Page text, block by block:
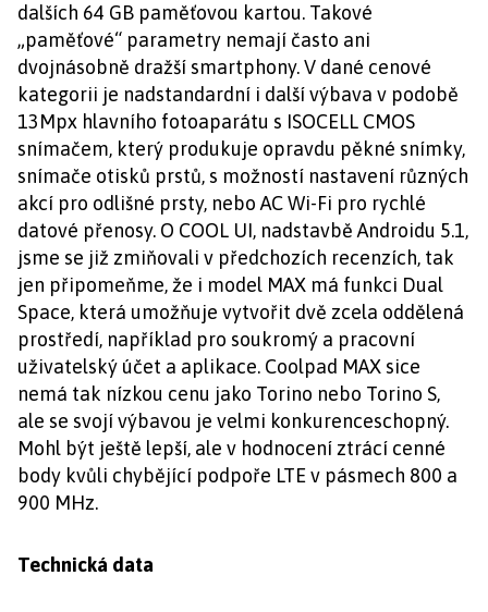
dalších 64 GB paměťovou kartou. Takové
„paměťové“ parametry nemají často ani
dvojnásobně dražší smartphony. V dané cenové
kategorii je nadstandardní i další výbava v podobě
13Mpx hlavního fotoaparátu s ISOCELL CMOS
snímačem, který produkuje opravdu pěkné snímky,
snímače otisků prstů, s možností nastavení různých
akcí pro odlišné prsty, nebo AC Wi-Fi pro rychlé
datové přenosy. O COOL UI, nadstavbě Androidu 5.1,
jsme se již zmiňovali v předchozích recenzích, tak
jen připomeňme, že i model MAX má funkci Dual
Space, která umožňuje vytvořit dvě zcela oddělená
prostředí, například pro soukromý a pracovní
uživatelský účet a aplikace. Coolpad MAX sice
nemá tak nízkou cenu jako Torino nebo Torino S,
ale se svojí výbavou je velmi konkurenceschopný.
Mohl být ještě lepší, ale v hodnocení ztrácí cenné
body kvůli chybějící podpoře LTE v pásmech 800 a
900 MHz.
Technická data